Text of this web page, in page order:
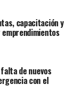
capacitación y
de nuevos
con el